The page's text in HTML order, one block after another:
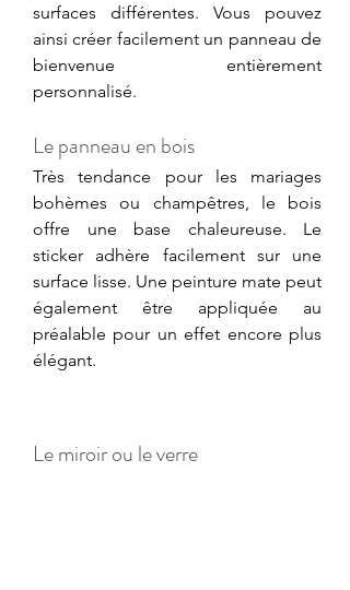
surfaces différentes. Vous pouvez
ainsi créer facilement un panneau de
bienvenue entièrement
personnalisé.
Le panneau en bois
Très tendance pour les mariages
bohèmes ou champêtres, le bois
offre une base chaleureuse. Le
sticker adhère facilement sur une
surface lisse. Une peinture mate peut
également être appliquée au
préalable pour un effet encore plus
élégant.
Le miroir ou le verre